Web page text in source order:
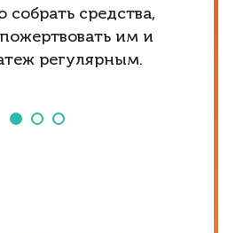
собрать средства,
им и
регулярным.